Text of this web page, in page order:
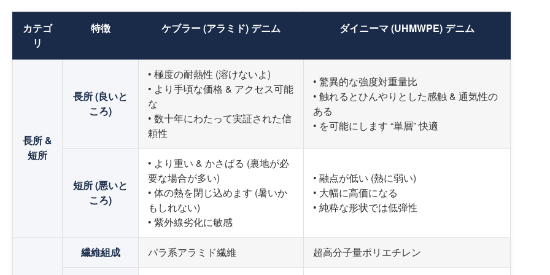
カテゴ
リ
特徴 ケブラー (アラミド) デニム ダイニーマ (UHMWPE) デニム
長所 &
短所
長所 (良いと
ころ)
• 極度の耐熱性 (溶けないよ)
• より手頃な価格 & アクセス可能
な
• 数十年にわたって実証された信
頼性
• 驚異的な強度対重量比
• 触れるとひんやりとした感触 & 通気性の
ある
• を可能にします “単層” 快適
短所 (悪いと
ころ)
• より重い & かさばる (裏地が必
要な場合が多い)
• 体の熱を閉じ込めます (暑いか
もしれない)
• 紫外線劣化に敏感
• 融点が低い (熱に弱い)
• 大幅に高価になる
• 純粋な形状では低弾性
繊維組成 パラ系アラミド繊維 超高分子量ポリエチレン